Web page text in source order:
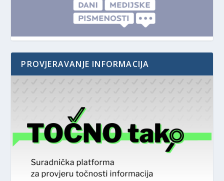
PROVJERAVANJE INFORMACIJA